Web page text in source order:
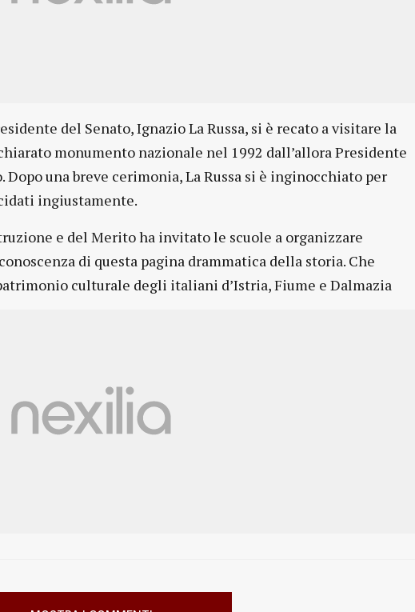
del Senato, Ignazio La Russa, si è recato a visitare la
monumento nazionale nel 1992 dall’allora Presidente
Dopo una breve cerimonia, La Russa si è inginocchiato per
ingiustamente.
e del Merito ha invitato le scuole a organizzare
di questa pagina drammatica della storia. Che
culturale degli italiani d’Istria, Fiume e Dalmazia